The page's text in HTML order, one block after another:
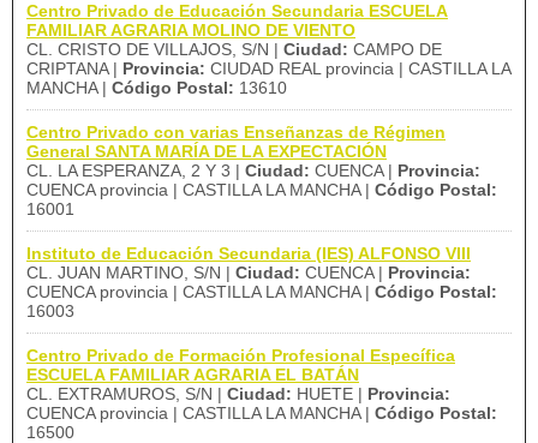
Centro Privado de Educación Secundaria ESCUELA
FAMILIAR AGRARIA MOLINO DE VIENTO
CL. CRISTO DE VILLAJOS, S/N | Ciudad: CAMPO DE
CRIPTANA | Provincia: CIUDAD REAL provincia | CASTILLA LA
MANCHA | Código Postal: 13610
Centro Privado con varias Enseñanzas de Régimen
General SANTA MARÍA DE LA EXPECTACIÓN
CL. LA ESPERANZA, 2 Y 3 | Ciudad: CUENCA | Provincia:
CUENCA provincia | CASTILLA LA MANCHA | Código Postal:
16001
Instituto de Educación Secundaria (IES) ALFONSO VIII
CL. JUAN MARTINO, S/N | Ciudad: CUENCA | Provincia:
CUENCA provincia | CASTILLA LA MANCHA | Código Postal:
16003
Centro Privado de Formación Profesional Específica
ESCUELA FAMILIAR AGRARIA EL BATÁN
CL. EXTRAMUROS, S/N | Ciudad: HUETE | Provincia:
CUENCA provincia | CASTILLA LA MANCHA | Código Postal:
16500